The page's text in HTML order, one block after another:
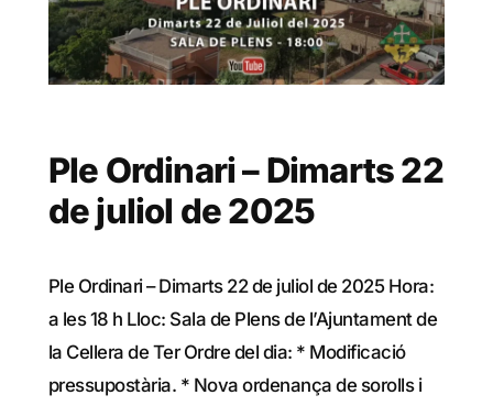
Ple Ordinari – Dimarts 22
de juliol de 2025
Ple Ordinari – Dimarts 22 de juliol de 2025 Hora:
a les 18 h Lloc: Sala de Plens de l’Ajuntament de
la Cellera de Ter Ordre del dia: * Modificació
pressupostària. * Nova ordenança de sorolls i